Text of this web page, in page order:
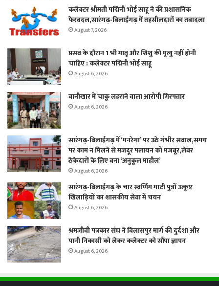
कलेक्टर श्रीमती पद्मिनी भोई साहू ने की प्रशासनिक
फेरबदल,सारंगढ़-बिलाईगढ़ में तहसीलदारों का तबादला
August 7, 2026
प्रसव के दौरान 1 भी मातृ और शिशु की मृत्यु नहीं होनी
चाहिए : कलेक्टर पद्मिनी भोई साहू
August 6, 2026
बानीखार में चाकू लहराने वाला आरोपी गिरफ्तार
August 6, 2026
सारंगढ़-बिलाईगढ़ में ‘मनरेगा’ पर उठे गंभीर सवाल,समय
पर काम न मिलने से मजदूर पलायन को मजबूर,लेबर
ठेकेदारों के लिए बना ‘अनुकूल माहौल’
August 6, 2026
सारंगढ़-बिलाईगढ़ के चार स्वर्णिम माटी पुत्रों उत्कृष्ट
खिलाड़ियों का शासकीय सेवा में चयन
August 6, 2026
श्रमजीवी पत्रकार संघ ने बिलासपुर मार्ग की दुर्दशा और
पानी निकासी को लेकर कलेक्टर को सौंपा ज्ञापन
August 6, 2026